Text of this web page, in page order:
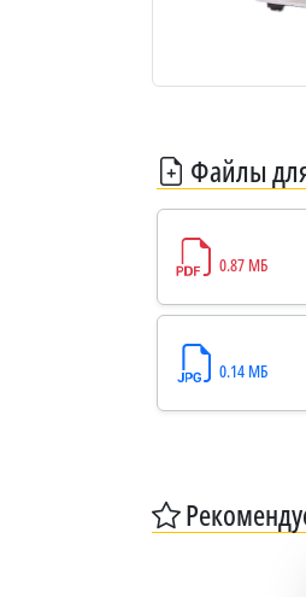
Файлы
0.87 МБ
0.14 МБ